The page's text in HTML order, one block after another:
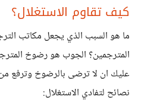
كيف تقاوم الاستغلال؟
ما هو السبب الذي يجعل مكاتب
المترجمين؟ الجوب هو رضوخ
عليك ان لا ترضى بالرضوخ وترفع
نصائح لتفادي الاستغلال: